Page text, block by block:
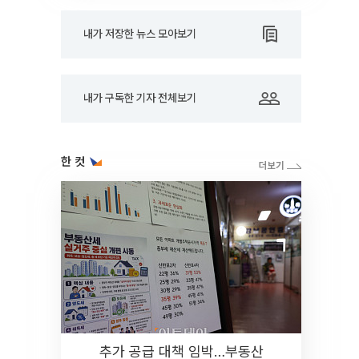
내가 저장한 뉴스 모아보기
내가 구독한 기자 전체보기
한 컷
추가 공급 대책 임박…부동산